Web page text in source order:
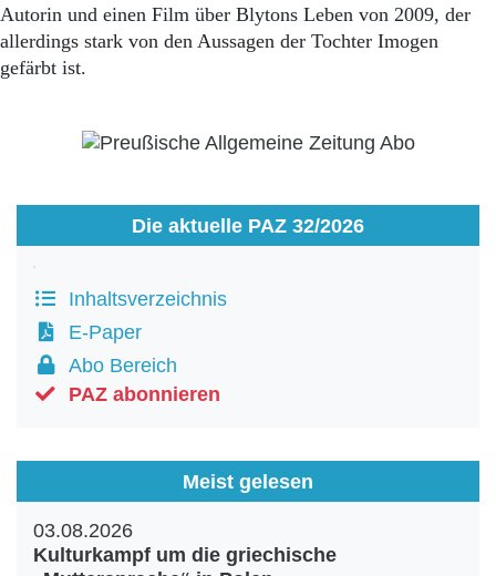
Autorin und einen Film über Blytons Leben von 2009, der
allerdings stark von den Aussagen der Tochter Imogen
gefärbt ist.
Die aktuelle PAZ 32/2026
Inhaltsverzeichnis
E-Paper
Abo Bereich
PAZ abonnieren
Meist gelesen
03.08.2026
Kulturkampf um die griechische